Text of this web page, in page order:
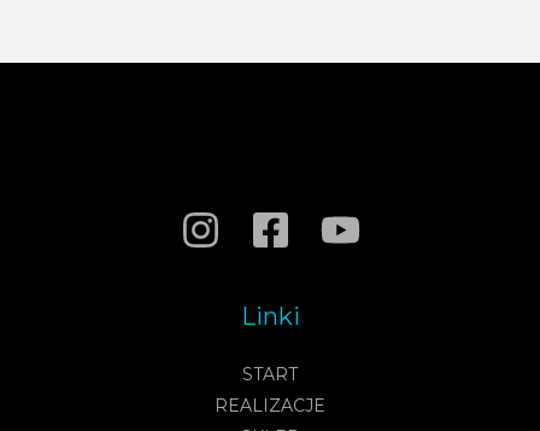
Linki
START
REALIZACJE